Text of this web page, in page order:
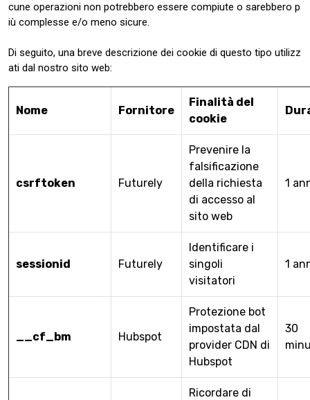
cune operazioni non potrebbero essere compiute o sarebbero p
iù complesse e/o meno sicure.
Di seguito, una breve descrizione dei cookie di questo tipo utilizz
ati dal nostro sito web:
Nome Fornitore
Finalità del
cookie
csrftoken Futurely
Prevenire la
falsificazione
della richiesta
di accesso al
sito web
1
sessionid Futurely
Identificare i
singoli
visitatori
1
__cf_bm Hubspot
Protezione bot
impostata dal
provider CDN di
Hubspot
30
Ricordare di